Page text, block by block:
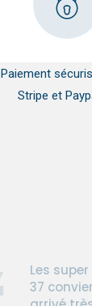
Paiement
Stripe et
Les
37